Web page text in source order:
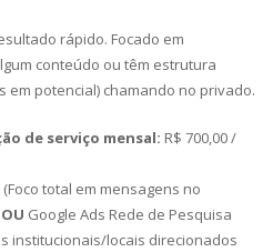
rápido. Focado em
conteúdo ou têm estrutura
em potencial) chamando no privado.
de serviço mensal: R$ 700,00 /
total em mensagens no
OU Google Ads Rede de Pesquisa
institucionais/locais direcionados